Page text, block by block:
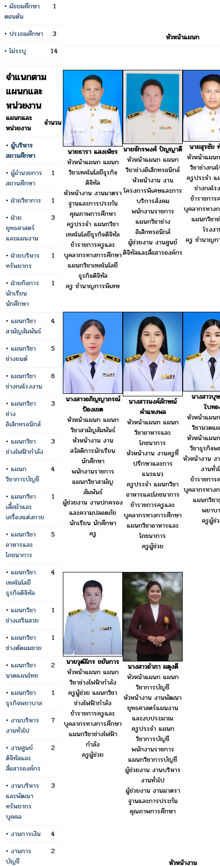
• มัธยมศึกษา
ตอนต้น
1
• ประถมศึกษา
3
•ไม่ระบุ 14
จำแนกตาม
แผนกและ
หน่วยงาน
แผนกและ
หน่วยงาน
จำนวน
• ผู้บริหาร
สถานศึกษา
• ผู้อำนวยการ
สถานศึกษา
1
• ฝ่ายวิชาการ
1
• ฝ่าย
ยุทธศาสตร์
และแผนงาน
3
• ฝ่ายบริหาร
ทรัพยากร
1
• ฝ่ายกิจการ
นักเรียน
นักศึกษา
1
• แผนกวิชา
สามัญสัมพันธ์
4
• แผนกวิชา
ช่างยนต์
5
• แผนกวิชา
ช่างกลโรงงาน
6
• แผนกวิชา
ช่าง
อิเล็กทรอนิกส์
3
• แผนกวิชา
ช่างไฟฟ้ากำลัง
3
• แผนก
วิชาการบัญชี
4
• แผนกวิชา
เสื้อผ้าและ
เครื่องแต่งกาย
1
• แผนกวิชา
อาหารและ
โภชนาการ
5
• แผนกวิชา
เทคโนโลยี
ธุรกิจดิจิทัล
4
• แผนกวิชา
ช่างเสริมสวย
1
• แผนกวิชา
ช่างตัดผมชาย
1
• แผนกวิชา
นวดแผนไทย
2
• แผนกวิชา
ธุรกิจพยาบาล
1
• งานบริหาร
งานทั่วไป
7
• งานศูนย์
ดิจิทัลและ
สื่อสารองค์กร
2
• งานบริหาร
และพัฒนา
ทรัพยากร
บุคคล
3
• งานการเงิน
4
• งานการ
บัญชี
2
หัวหน้าแผนก
นายธารา แสงเพ็ชร
หัวหน้าแผนก แผนก
วิชาเทคโนโลยีธุรกิจ
ดิจิทัล
หัวหน้างาน งานมาตรา
ฐานและการประกัน
คุณภาพการศึกษา
ครูประจำ แผนกวิชา
เทคโนโลยีธุรกิจดิจิทัล
ข้าราชการครูและ
บุคลากรทางการศึกษา
แผนกวิชาเทคโนโลยี
ธุรกิจดิจิทัล
ครู ชำนาญการพิเศษ
นายจักรพงศ์ ปัญญาดี
หัวหน้าแผนก แผนก
วิชาช่างอิเล็กทรอนิกส์
หัวหน้างาน งาน
โครงการพิเศษและการ
บริการสังคม
พนักงานราชการ
แผนกวิชาช่าง
อิเล็กทรอนิกส์
ผู้ช่วยงาน งานศูนย์
ดิจิทัลและสื่อสารองค์กร
นายสุรชัย
หัวหน้าแผน
วิชาช่างกล
ครูประจำ แ
ช่างกลโร
ข้าราชการ
บุคลากรทาง
แผนกวิชา
โรงง
ครู ชำนาญก
นางสาวอภิญญาภรณ์
ป้องเขต
หัวหน้าแผนก แผนก
วิชาสามัญสัมพันธ์
หัวหน้างาน งาน
สวัสดิการนักเรียน
นักศึกษา
พนักงานราชการ
แผนกวิชาสามัญ
สัมพันธ์
ผู้ช่วยงาน งานปกครอง
และความปลอดภัย
นักเรียน นักศึกษา
ครู
นางสาวนงค์ลักษณ์
คำแหงพล
หัวหน้าแผนก แผนก
วิชาอาหารและ
โภชนาการ
หัวหน้างาน งานครูที่
ปรึกษาและการ
แนะแนว
ครูประจำ แผนกวิชา
อาหารและโภชนาการ
ข้าราชการครูและ
บุคลากรทางการศึกษา
แผนกวิชาอาหารและ
โภชนาการ
ครูผู้ช่วย
นางสาวบุ
ใบทอ
หัวหน้าแผน
วิชานวดแ
หัวหน้าแผน
วิชาธุรกิจ
หัวหน้างาน ง
งานทั่ว
ข้าราชการ
บุคลากรทาง
แผนกวิชา
พยาบ
ครูผู้ช่
นายวุฒิไกร ขยันการ
หัวหน้าแผนก แผนก
วิชาช่างไฟฟ้ากำลัง
ครูผู้ช่วย แผนกวิชา
ช่างไฟฟ้ากำลัง
ข้าราชการครูและ
บุคลากรทางการศึกษา
แผนกวิชาช่างไฟฟ้า
กำลัง
ครูผู้ช่วย
นางสาวอำภา ผดุงดี
หัวหน้าแผนก แผนก
วิชาการบัญชี
หัวหน้างาน งานพัฒนา
ยุทธศาสตร์แผนงาน
และงบประมาณ
ครูประจำ แผนก
วิชาการบัญชี
พนักงานราชการ
แผนกวิชาการบัญชี
ผู้ช่วยงาน งานบริหาร
งานทั่วไป
ผู้ช่วยงาน งานมาตรา
ฐานและการประกัน
คุณภาพการศึกษา
หัวหน้างาน